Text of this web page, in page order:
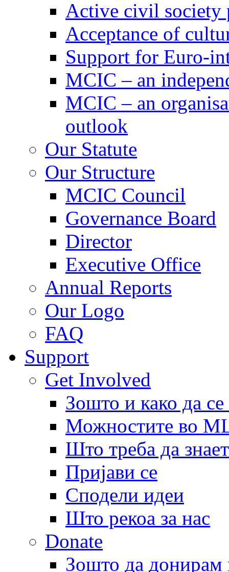
Active civil society
Acceptance of
Support for Euro-
MCIC – an
MCIC – an
outlook
Our Statute
Our Structure
MCIC Council
Governance Board
Director
Executive Office
Annual Reports
Our Logo
FAQ
Support
Get Involved
Зошто и како да
Можностите во
Што треба да
Пријави се
Сподели идеи
Што рекоа за нас
Donate
Зошто да